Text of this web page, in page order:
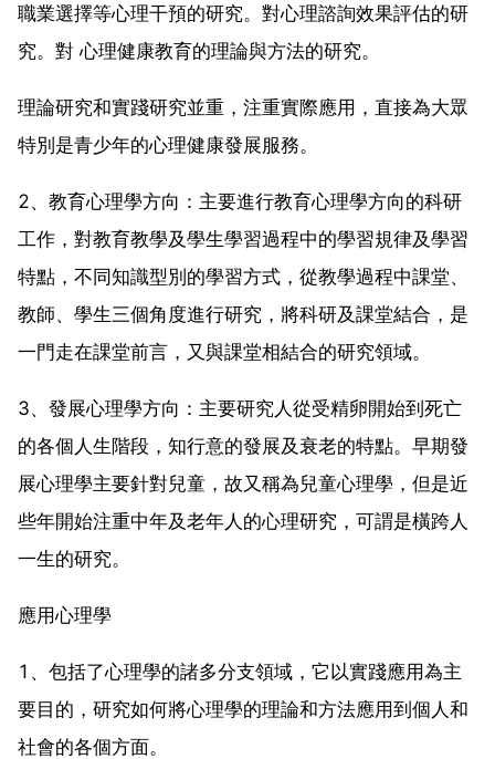
職業選擇等心理干預的研究。對心理諮詢效果評估的研
究。對 心理健康教育的理論與方法的研究。
理論研究和實踐研究並重，注重實際應用，直接為大眾
特別是青少年的心理健康發展服務。
2、教育心理學方向：主要進行教育心理學方向的科研
工作，對教育教學及學生學習過程中的學習規律及學習
特點，不同知識型別的學習方式，從教學過程中課堂、
教師、學生三個角度進行研究，將科研及課堂結合，是
一門走在課堂前言，又與課堂相結合的研究領域。
3、發展心理學方向：主要研究人從受精卵開始到死亡
的各個人生階段，知行意的發展及衰老的特點。早期發
展心理學主要針對兒童，故又稱為兒童心理學，但是近
些年開始注重中年及老年人的心理研究，可謂是橫跨人
一生的研究。
應用心理學
1、包括了心理學的諸多分支領域，它以實踐應用為主
要目的，研究如何將心理學的理論和方法應用到個人和
社會的各個方面。